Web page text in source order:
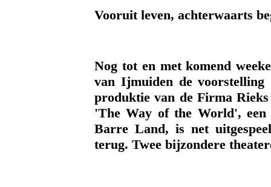
Vooruit leven, achterwaarts
Nog tot en met komend
van Ijmuiden de
produktie van de Firma
'The Way of the World',
Barre Land, is net
terug. Twee bijzondere